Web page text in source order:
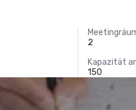
2
Kapazität
150